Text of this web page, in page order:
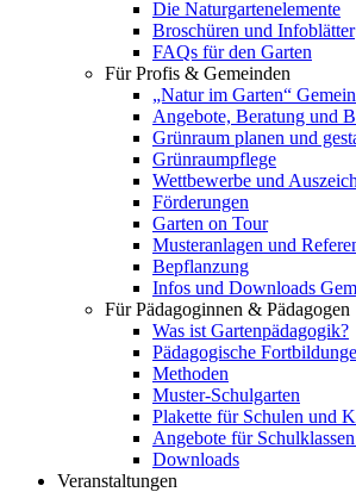
Die Naturgartenelemente
Broschüren und Infoblätter
FAQs für den Garten
Für Profis & Gemeinden
„Natur im Garten“
Angebote, Beratung und
Grünraum planen und
Grünraumpflege
Wettbewerbe und
Förderungen
Garten on Tour
Musteranlagen und
Bepflanzung
Infos und Downloads
Für Pädagoginnen & Pädagogen
Was ist Gartenpädagogik?
Pädagogische
Methoden
Muster-Schulgarten
Plakette für Schulen und
Angebote für
Downloads
Veranstaltungen